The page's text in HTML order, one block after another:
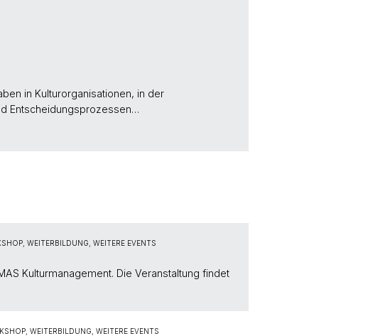
in Kulturorganisationen, in der
Entscheidungsprozessen…
WEITERBILDUNG, WEITERE EVENTS
Kulturmanagement. Die Veranstaltung findet
WEITERBILDUNG, WEITERE EVENTS